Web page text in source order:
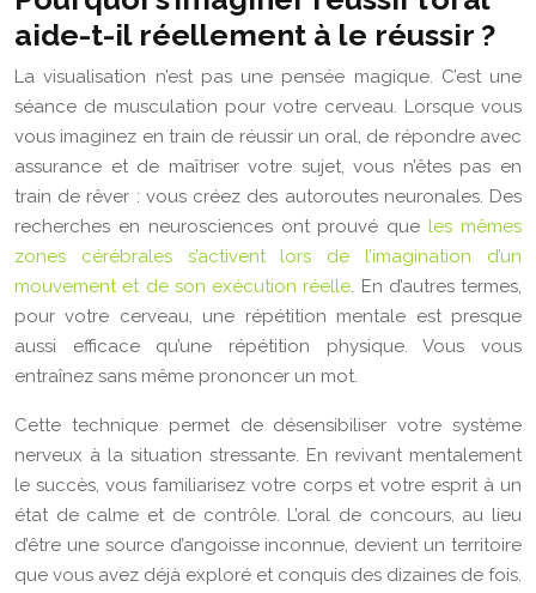
aide-t-il réellement à le réussir ?
La visualisation n’est pas une pensée magique. C’est une
séance de musculation pour votre cerveau. Lorsque vous
vous imaginez en train de réussir un oral, de répondre avec
assurance et de maîtriser votre sujet, vous n’êtes pas en
train de rêver : vous créez des autoroutes neuronales. Des
recherches en neurosciences ont prouvé que les mêmes
zones cérébrales s’activent lors de l’imagination d’un
mouvement et de son exécution réelle. En d’autres termes,
pour votre cerveau, une répétition mentale est presque
aussi efficace qu’une répétition physique. Vous vous
entraînez sans même prononcer un mot.
Cette technique permet de désensibiliser votre système
nerveux à la situation stressante. En revivant mentalement
le succès, vous familiarisez votre corps et votre esprit à un
état de calme et de contrôle. L’oral de concours, au lieu
d’être une source d’angoisse inconnue, devient un territoire
que vous avez déjà exploré et conquis des dizaines de fois.